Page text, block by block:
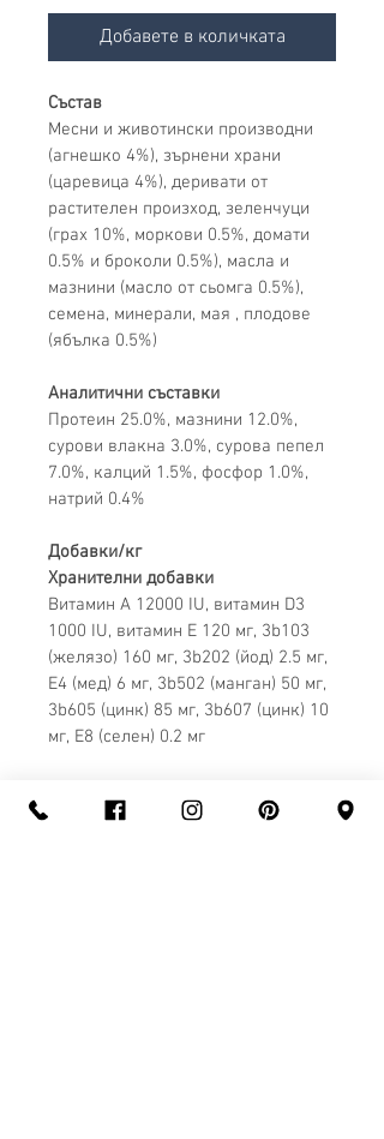
Добавете в количката
Състав
Месни и животински производни
(агнешко 4%), зърнени храни
(царевица 4%), деривати от
растителен произход, зеленчуци
(грах 10%, моркови 0.5%, домати
0.5% и броколи 0.5%), масла и
мазнини (масло от сьомга 0.5%),
семена, минерали, мая , плодове
(ябълка 0.5%)
Аналитични съставки
Протеин 25.0%, мазнини 12.0%,
сурови влакна 3.0%, сурова пепел
7.0%, калций 1.5%, фосфор 1.0%,
натрий 0.4%
Добавки/кг
Хранителни добавки
Витамин А 12000 IU, витамин D3
1 000 IU, витамин Е 120 мг, 3b103
(желязо) 160 мг, 3b202 (йод) 2.5 мг,
E4 (мед) 6 мг, 3b502 (манган) 50 мг,
3b605 (цинк) 85 мг, 3b607 (цинк) 10
мг, E8 (селен) 0.2 мг
Антиоксиданти